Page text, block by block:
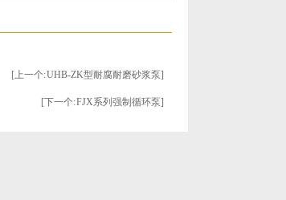
[上一个:UHB-ZK型耐腐耐磨砂浆泵]
[下一个:FJX系列强制循环泵]